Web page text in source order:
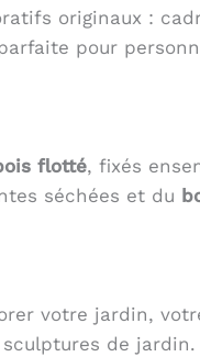
originaux :
pour
flotté, fixés
séchées et du
votre jardin,
de jardin.